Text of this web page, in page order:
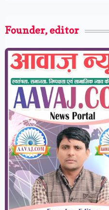
Founder, editor